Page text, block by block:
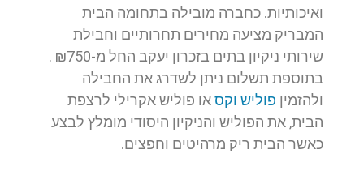
ואיכותיות. כחברה מובילה בתחומה הבית
המבריק מציעה מחירים תחרותיים וחבילת
שירותי ניקיון בתים בזכרון יעקב החל מ-₪750 .
בתוספת תשלום ניתן לשדרג את החבילה
ולהזמין פוליש וקסאו פוליש אקרילי לרצפת
הבית, את הפוליש והניקיון היסודי מומלץ לבצע
כאשר הבית ריק מרהיטים וחפצים.